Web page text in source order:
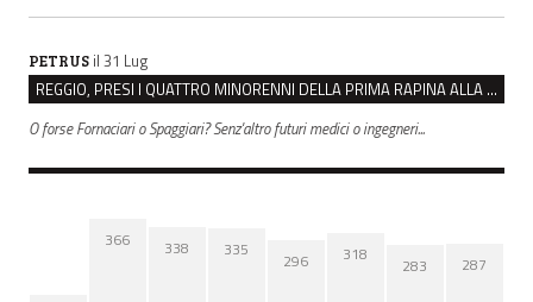
PETRUS il 31 Lug
REGGIO, PRESI I QUATTRO MINORENNI DELLA PRIMA RAPINA ALLA FARMACIA DI COVIOLO
O forse Fornaciari o Spaggiari? Senz'altro futuri medici o ingegneri...
366 338 335
296 318 283 287